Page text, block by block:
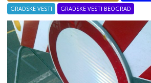
GRADSKE VESTI
GRADSKE VESTI BEOGRAD